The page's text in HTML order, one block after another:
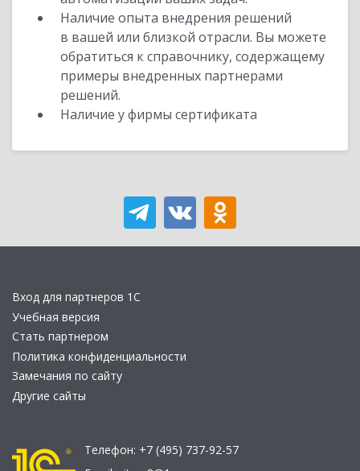
Наличие опыта внедрения решений
в вашей или близкой отрасли. Вы можете
обратиться к справочнику, содержащему
примеры внедренных партнерами
решений.
Наличие у фирмы сертификата
Вход для партнеров 1С
Учебная версия
Стать партнером
Политика конфиденциальности
Замечания по сайту
Другие сайты
Телефон: +7 (495) 737-92-57